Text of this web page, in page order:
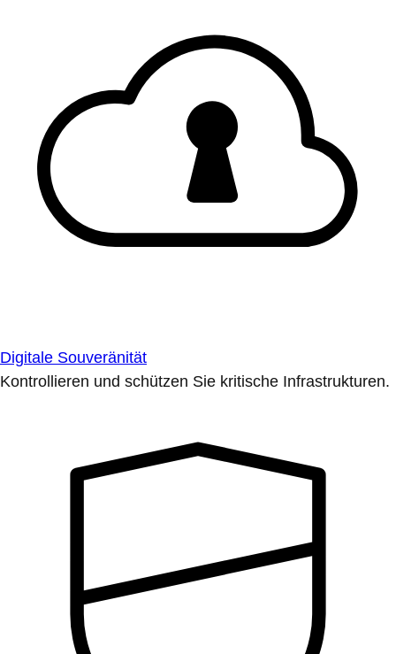
Digitale Souveränität
Kontrollieren und schützen Sie kritische Infrastrukturen.